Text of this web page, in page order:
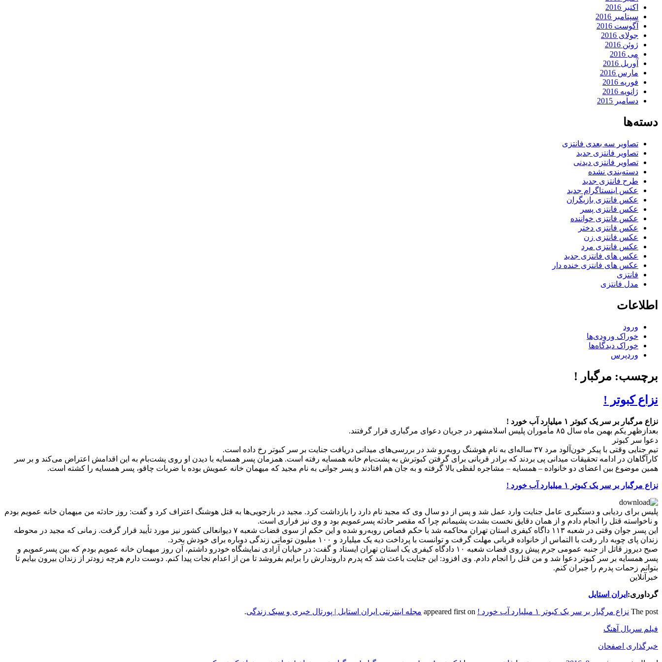
اکتبر 2016
سپتامبر 2016
آگوست 2016
جولای 2016
ژوئن 2016
می 2016
آوریل 2016
مارس 2016
فوریه 2016
ژانویه 2016
دسامبر 2015
دسته‌ها
تصاویر سه بعدی فانتزی
تصاویر فانتزی جدید
تصاویر فانتزی دیدنی
دسته‌بندی نشده
طرح فانتزی جدید
عکس اینستاگرام جدید
عکس فانتزی بازیگران
عکس فانتزی پسر
عکس فانتزی خواننده
عکس فانتزی دختر
عکس فانتزی زن
عکس فانتزی مرد
عکس های فانتزی جدید
عکس های فانتزی خنده دار
فانتزی
مدل فانتزی
اطلاعات
ورود
خوراک ورودی‌ها
خوراک دیدگاه‌ها
وردپرس
برچسب: مرگبار !
نزاع کبوتر !
نزاع مرگبار بر سر یک کبوتر ۱ میلیارد آب خورد !
بعدازظهر یکم بهمن ماه سال ۸۵ مأموران پلیس اسلامشهر در جریان دعوای مرگباری قرار گرفتند.
دعوا سر کبوتر
تیم جنایی وقتی با پیکر خون‌آلود مرد ۳۷ ساله‌ای به نام هوشنگ روبه‌رو شد در بررسی‌های میدانی دریافت جنایت بر سر کبوتر رخ داده است.
کارآگاهان در ادامه تحقیقات میدانی پی بردند که برادر قربانی برای گرفتن کبوترش به پشت‌بام خانه همسایه رفته است. همزمان پسر همسایه با دیدن او روی پشت‌بام به این اقدامش اعتراض می‌کند و بر سر
همین موضوع بین اعضای دو خانواده – همسایه – مشاجره لفظی بالا گرفته و به جان هم افتادند و پسر جوانی به نام مجید که میهمان خانه عمویش بوده با ضربات چاقو، پسر همسایه را کشته است.
نزاع مرگبار بر سر یک کبوتر ۱ میلیارد آب خورد !
پلیس برای ردیابی و دستگیری عامل جنایت وارد عمل شد و پس از دو سال وی که مجید نام دارد را بازداشت کرد. مجید در بازجویی‌ها به قتل هوشنگ اعتراف کرد و گفت: روز حادثه من میهمان خانه عمویم بودم
و ناخواسته قتل را انجام دادم و از همان دقایق نخست بشدت پشیمانم چرا که مقصر حادثه پسرعمویم بود و وی نیز فراری است.
این پسر جوان وقتی در شعبه ۱۱۳ داگاه کیفری استان تهران محاکمه شد با حکم قصاص روبه‌رو شده و این حکم از سوی قضات شعبه ۷ دیوانعالی کشور نیز مورد تأیید قرار گرفت. زمانی که مجید در محوطه
زندان پای چوبه دار رفت با التماس از خانواده قربانی مهلت گرفت و توانست با پرداخت دیه یک میلیارد و ۱۰۰ میلیون تومانی زندگی دوباره برای خودش بخرد.
صبح دیروز قاتل از جنبه عمومی جرم پیش روی قضات شعبه ۱۰ دادگاه کیفری یک استان تهران ایستاد و گفت: در خیابان آزادی نمایشگاه خودرو داشتم، آن روز میهمان خانه عمویم بودم که بین پسرعمویم و
پسر همسایه بر سر کبوتر دعوا شد و من قتل را انجام دادم. وی افزود: این جنایت باعث شد که پدرم داروندارش را برایم بفروشد تا من از اعدام نجات پیدا کنم. دوست دارم هرچه زودتر از زندان بیرون بیایم تا
بتوانم زحمات پدرم را جبران کنم.
خبرآنلاین
گرداوری: ایران استایل
The post نزاع مرگبار بر سر یک کبوتر ۱ میلیارد آب خورد ! مجله اینترنتی ایران استایل | پورتال خبری و سبک زندگی.
فیلم سریال آهنگ
خبرگذاری اصفحان